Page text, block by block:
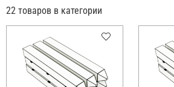
22 товаров в категории